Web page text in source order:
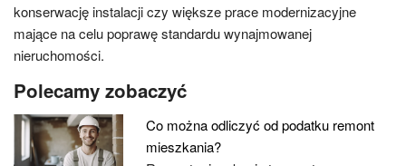
konserwację instalacji czy większe prace modernizacyjne
mające na celu poprawę standardu wynajmowanej
nieruchomości.
Polecamy zobaczyć
Co można odliczyć od podatku remont
mieszkania?